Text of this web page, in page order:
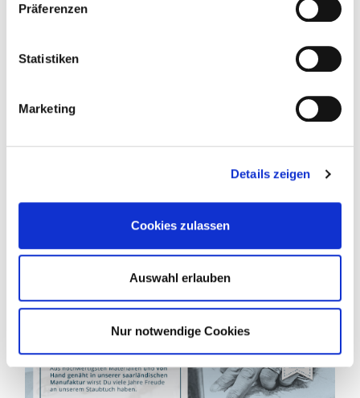
Präferenzen
Statistiken
Marketing
Details zeigen
Cookies zulassen
Auswahl erlauben
Nur notwendige Cookies